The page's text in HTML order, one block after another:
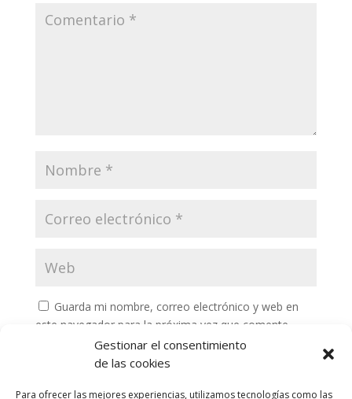
Gestionar el consentimiento
de las cookies
Para ofrecer las mejores experiencias, utilizamos tecnologías como las
Guarda mi nombre, correo electrónico y web en
este navegador para la próxima vez que comente.